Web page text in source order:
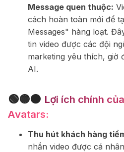
Message quen thuộc:
cách hoàn toàn mới để
Messages" hàng loạt.
tin video được các đội
marketing yêu thích, giờ
AI.
🟢🟡🟠 Lợi ích chính
Avatars:
Thu hút khách hàng
nhắn video được cá